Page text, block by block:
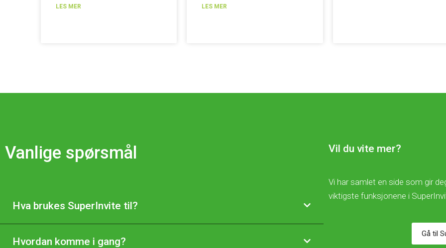
LES MER LES MER
Vanlige spørsmål
Hva brukes SuperInvite til?
Hvordan komme i gang?
Vil du vite mer?
Vi har samlet en side som gir
viktigste funksjonene i
Gå til